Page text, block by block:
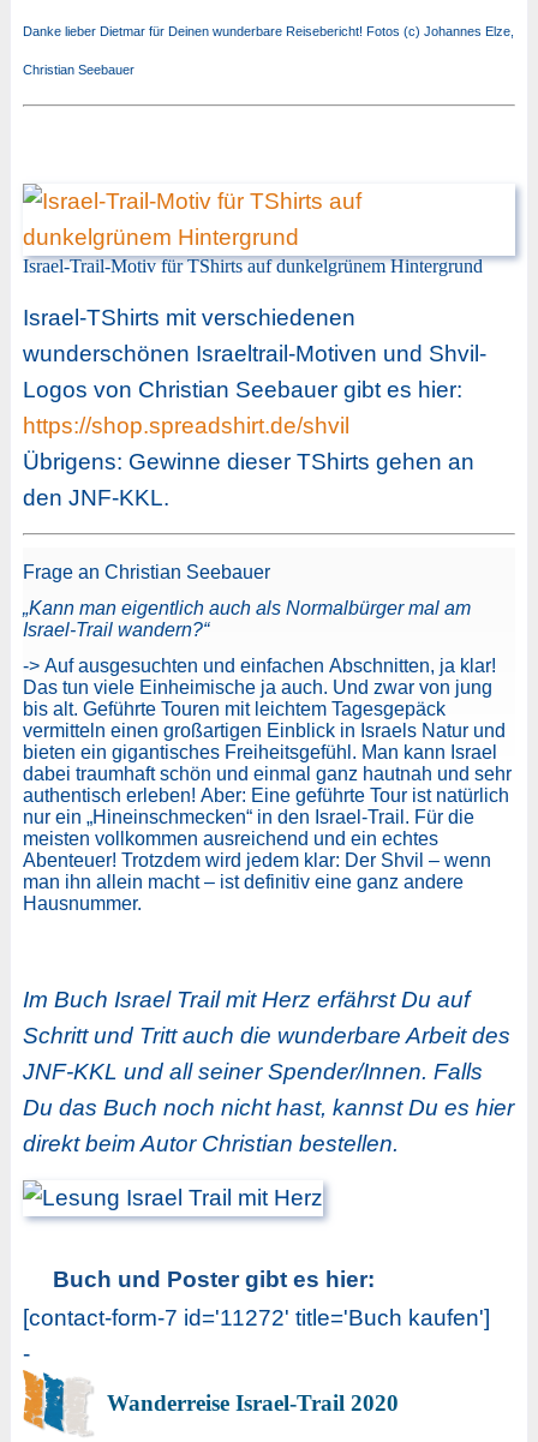
Danke lieber Dietmar für Deinen wunderbare Reisebericht! Fotos (c) Johannes Elze,
Christian Seebauer
Israel-Trail-Motiv für TShirts auf dunkelgrünem Hintergrund
Israel-TShirts mit verschiedenen
wunderschönen Israeltrail-Motiven und Shvil-
Logos von Christian Seebauer gibt es hier:
https://shop.spreadshirt.de/shvil
Übrigens: Gewinne dieser TShirts gehen an
den JNF-KKL.
Frage an Christian Seebauer
„Kann man eigentlich auch als Normalbürger mal am
Israel-Trail wandern?“
-> Auf ausgesuchten und einfachen Abschnitten, ja klar!
Das tun viele Einheimische ja auch. Und zwar von jung
bis alt. Geführte Touren mit leichtem Tagesgepäck
vermitteln einen großartigen Einblick in Israels Natur und
bieten ein gigantisches Freiheitsgefühl. Man kann Israel
dabei traumhaft schön und einmal ganz hautnah und sehr
authentisch erleben! Aber: Eine geführte Tour ist natürlich
nur ein „Hineinschmecken“ in den Israel-Trail. Für die
meisten vollkommen ausreichend und ein echtes
Abenteuer! Trotzdem wird jedem klar: Der Shvil – wenn
man ihn allein macht – ist definitiv eine ganz andere
Hausnummer.
Im Buch Israel Trail mit Herz erfährst Du auf
Schritt und Tritt auch die wunderbare Arbeit des
JNF-KKL und all seiner Spender/Innen. Falls
Du das Buch noch nicht hast, kannst Du es hier
direkt beim Autor Christian bestellen.
Buch und Poster gibt es hier:
[contact-form-7 id='11272' title='Buch kaufen']
-
Wanderreise Israel-Trail 2020